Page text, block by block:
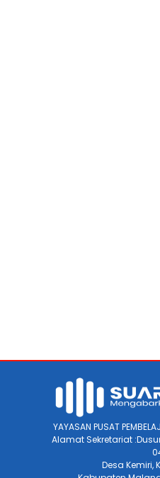
YAYASAN PUSAT
Alamat Sekretariat
Desa Kemiri,